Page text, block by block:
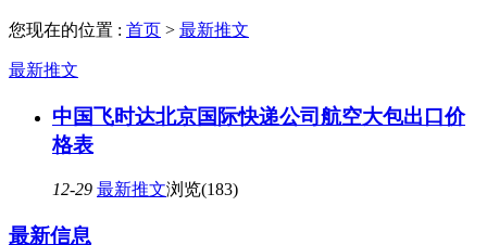
您现在的位置 : 首页 > 最新推文
最新推文
中国飞时达北京国际快递公司航空大包出口价
格表
12-29 最新推文浏览(183)
最新信息